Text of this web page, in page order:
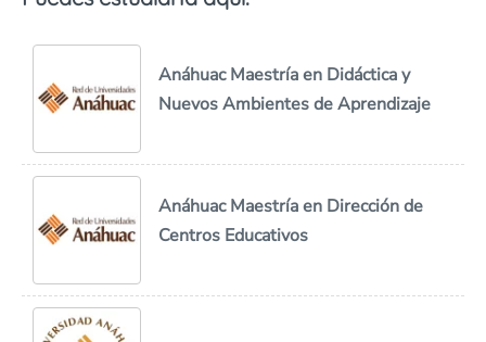
Anáhuac Maestría en Didáctica y
Nuevos Ambientes de Aprendizaje
Anáhuac Maestría en Dirección de
Centros Educativos